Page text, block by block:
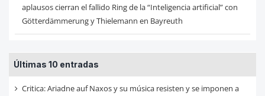
aplausos cierran el fallido Ring de la “Inteligencia artificial” con
Götterdämmerung y Thielemann en Bayreuth
Últimas 10 entradas
Critica: Ariadne auf Naxos y su música resisten y se imponen a